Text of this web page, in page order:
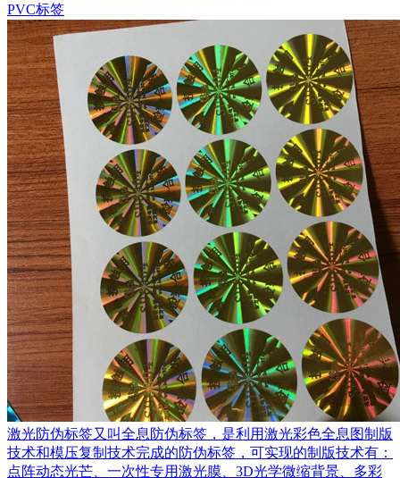
PVC标签
激光防伪标签又叫全息防伪标签，是利用激光彩色全息图制版
技术和模压复制技术完成的防伪标签，可实现的制版技术有：
点阵动态光芒、一次性专用激光膜、3D光学微缩背景、多彩